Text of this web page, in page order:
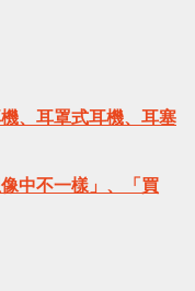
、耳罩式耳機、耳塞
中不一樣」、「買